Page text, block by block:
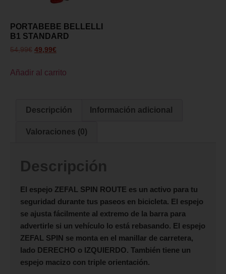
PORTABEBE BELLELLI
B1 STANDARD
54,99€ 49,99€
Añadir al carrito
Descripción Información adicional
Valoraciones (0)
Descripción
El espejo ZEFAL SPIN ROUTE es un activo para tu
seguridad durante tus paseos en bicicleta. El espejo
se ajusta fácilmente al extremo de la barra para
advertirle si un vehículo lo está rebasando. El espejo
ZEFAL SPIN se monta en el manillar de carretera,
lado DERECHO o IZQUIERDO. También tiene un
espejo macizo con triple orientación.